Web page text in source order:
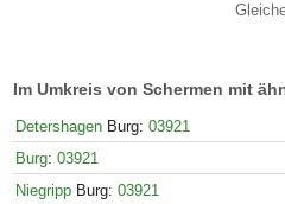
Im Umkreis von Schermen mit
Detershagen Burg: 03921
Burg: 03921
Niegripp Burg: 03921